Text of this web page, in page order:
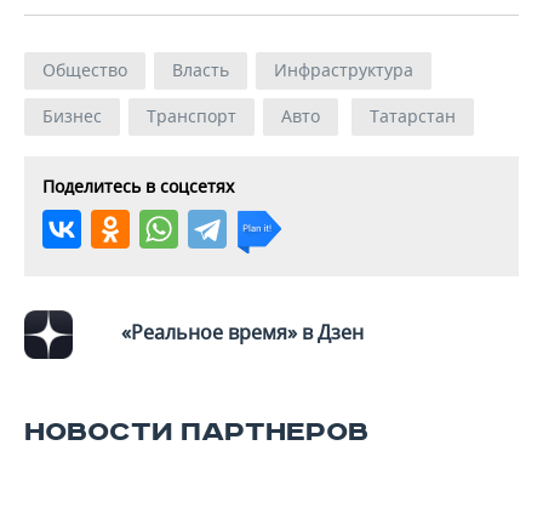
ТЕЛЕКОММУНИКАЦИИ
БИЗНЕС-БРАНЧИ
ОТКРЫТАЯ ЛЕКЦИЯ
ФУТБОЛ
БАСКЕТБОЛ
ВОЛЕЙБОЛ
ФИГУРНОЕ КАТАНИЕ
НОВОСТИ ОБЩЕСТВА
ИНФРАСТРУКТУРА
ИСТОРИЯ
МЕДИЦИНА
ФОТОГАЛЕРЕЯ
СПРАВОЧНИК
СПИСОК ПЕРСОН
ПОЛНАЯ ВЕРСИЯ
Общество Власть
Инфраструктура
Бизнес
Транспорт Авто Татарстан
Поделитесь в соцсетях
«Реальное время» в Дзен
НОВОСТИ ПАРТНЕРОВ